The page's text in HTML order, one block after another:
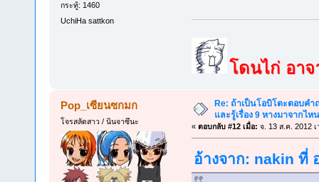
กระทู้: 1460
UchiHa sattkon
โดนไก่ อา
Pop_เซียนซกมก
โจรสลัดสาว / นินจาซึนะ
Re: ถ้าเป็นโอบิโตะตอบค
และรู้เรื่อง 9 หางมาจากไ
« ตอบกลับ #12 เมื่อ: จ. 13 ส.ค. 2012
อ้างจาก: nakin ที่